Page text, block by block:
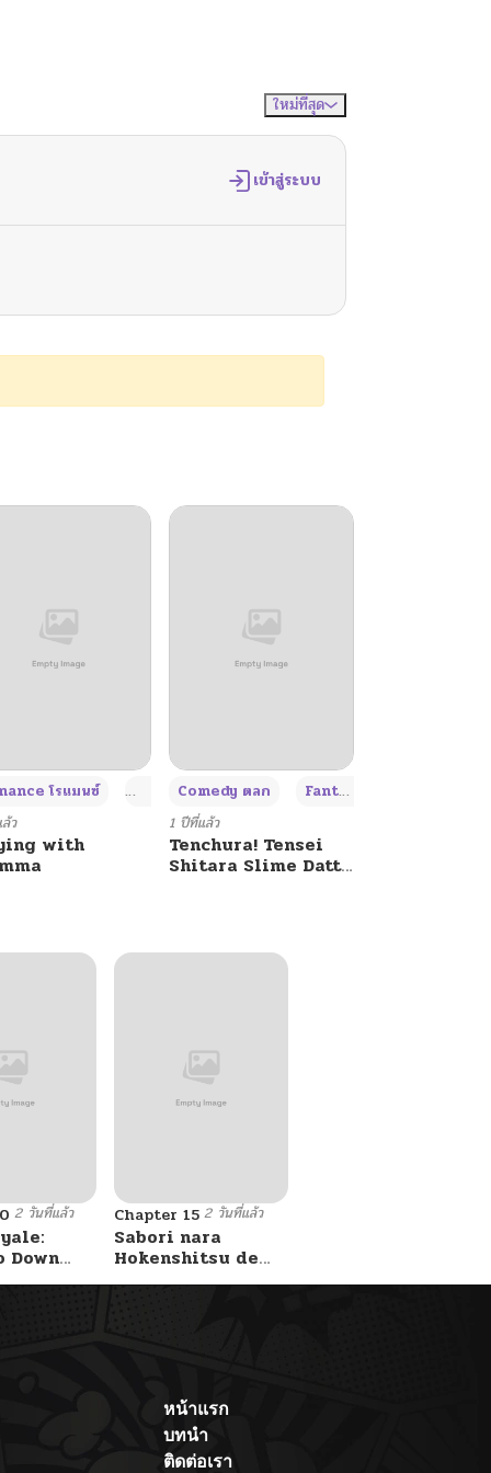
ใหม่ที่สุด
เข้าสู่ระบบ
+4
โรแมนซ์ Adult ผู้ใหญ่ +4
ว
with
Comedy ตลก Fantasy แฟนตาซี
1 ปีที่แล้ว
Tenchura! Tensei
Shitara Slime Datta
2 วันที่แล้ว
Down
Fight!
Chapter 15 2 วันที่แล้ว
Sabori nara
Hokenshitsu de
Douzo?
หน้าแรก
บทนำ
ติดต่อเรา